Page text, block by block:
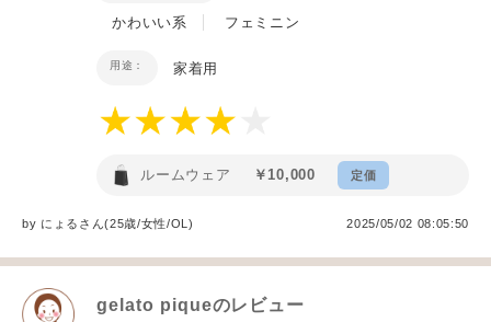
かわいい系 フェミニン
用途： 家着用
ルームウェア ￥10,000 定価
by にょる さん(25歳/女性/OL) 2025/05/02 08:05:50
gelato piqueのレビュー